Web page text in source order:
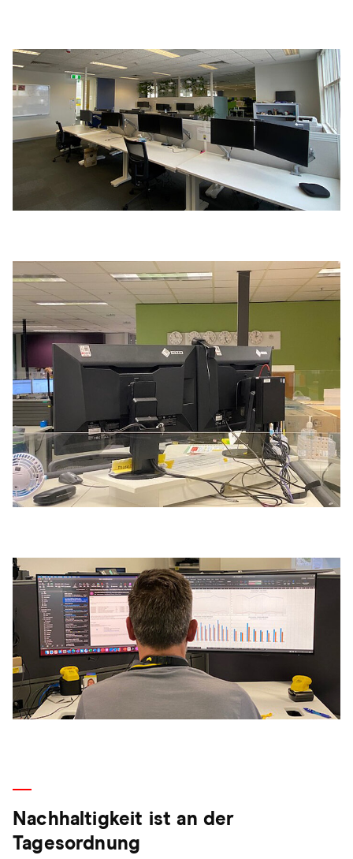
Nachhaltigkeit ist an der
Tagesordnung